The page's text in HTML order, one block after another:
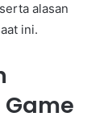
alasan
ini.